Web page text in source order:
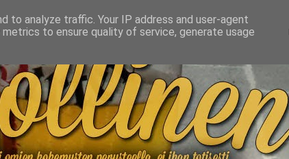
to analyze traffic. Your IP address and user-agent
to ensure quality of service, generate usage